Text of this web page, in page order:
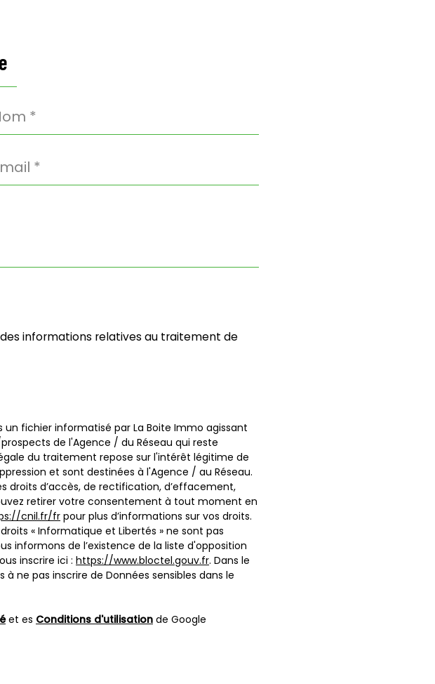
informations relatives au traitement de
fichier informatisé par La Boite Immo agissant
de l'Agence / du Réseau qui reste
du traitement repose sur l'intérêt légitime de
et sont destinées à l'Agence / au Réseau.
droits d’accès, de rectification, d’effacement,
retirer votre consentement à tout moment en
cnil.fr/frpour plus d’informations sur vos droits.
« Informatique et Libertés » ne sont pas
informons de l’existence de la liste d'opposition
inscrire ici : https://www.bloctel.gouv.fr. Dans le
ne pas inscrire de Données sensibles dans le
et es Conditions d'utilisation de Google